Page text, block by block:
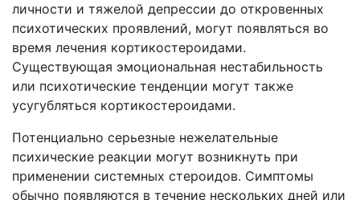
личности и тяжелой депрессии до откровенных
психотических проявлений, могут появляться во
время лечения кортикостероидами.
Существующая эмоциональная нестабильность
или психотические тенденции могут также
усугубляться кортикостероидами.
Потенциально серьезные нежелательные
психические реакции могут возникнуть при
применении системных стероидов. Симптомы
обычно появляются в течение нескольких дней или